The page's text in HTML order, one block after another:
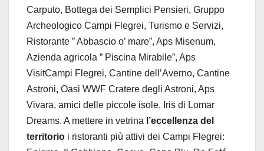
Carputo, Bottega dei Semplici Pensieri, Gruppo
Archeologico Campi Flegrei, Turismo e Servizi,
Ristorante ” Abbascio o’ mare”, Aps Misenum,
Azienda agricola ” Piscina Mirabile”, Aps
VisitCampi Flegrei, Cantine dell’Averno, Cantine
Astroni, Oasi WWF Cratere degli Astroni, Aps
Vivara, amici delle piccole isole, Iris di Lomar
Dreams. A mettere in vetrina l’eccellenza del
territorio i ristoranti più attivi dei Campi Flegrei: